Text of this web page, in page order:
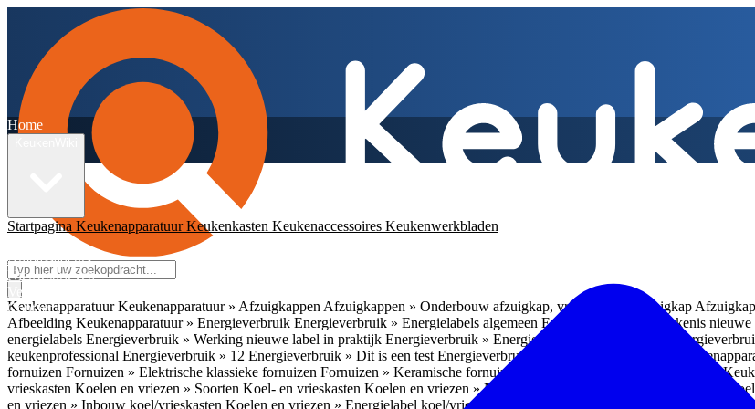
KeukenapparatuurKeukenapparatuur » Afzuigkappen Afzuigkappen » Onderbouw afzuigkap, vrijhangende afzuigkap
Afbeelding Keukenapparatuur » Energieverbruik Energieverbruik » Energielabels algemeen Energieverbruik » Betekenis nieuwe
energielabels Energieverbruik » Werking nieuwe label in praktijk Energieverbruik » Energieverbruik in de praktijk
keukenprofessional Energieverbruik » 12 Energieverbruik » Dit is een test Energieverbruik » 1
fornuizen Fornuizen » Elektrische klassieke fornuizen Fornuizen » Keramische fornuizen Keukenapparatuur » Inbouwlades
vrieskasten Koelen en vriezen » Soorten Koel- en vrieskasten Koelen en vriezen » Nismaten Koelen en vriezen » Vrijstaande
en vriezen » Inbouw koel/vrieskasten Koelen en vriezen » Energielabel koel/vrieskasten
Home
Startpagina KeukenapparatuurKeukenkasten Keukenaccessoires Keukenwerkbladen
Ambassadeurs
Nieuwsbrieven
Veelgestelde vragen
Contact